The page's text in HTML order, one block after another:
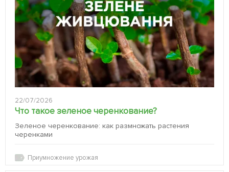
22/07/2026
Что такое зеленое черенкование?
Зеленое черенкование: как размножать растения
черенками
Приумножение урожая